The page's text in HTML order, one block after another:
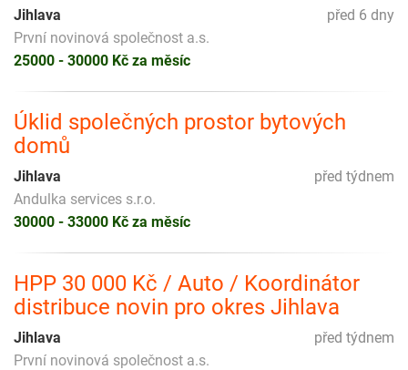
před 6 dny
Jihlava
První novinová společnost a.s.
25000 - 30000 Kč za měsíc
Úklid společných prostor bytových
domů
před týdnem
Jihlava
Andulka services s.r.o.
30000 - 33000 Kč za měsíc
HPP 30 000 Kč / Auto / Koordinátor
distribuce novin pro okres Jihlava
před týdnem
Jihlava
První novinová společnost a.s.